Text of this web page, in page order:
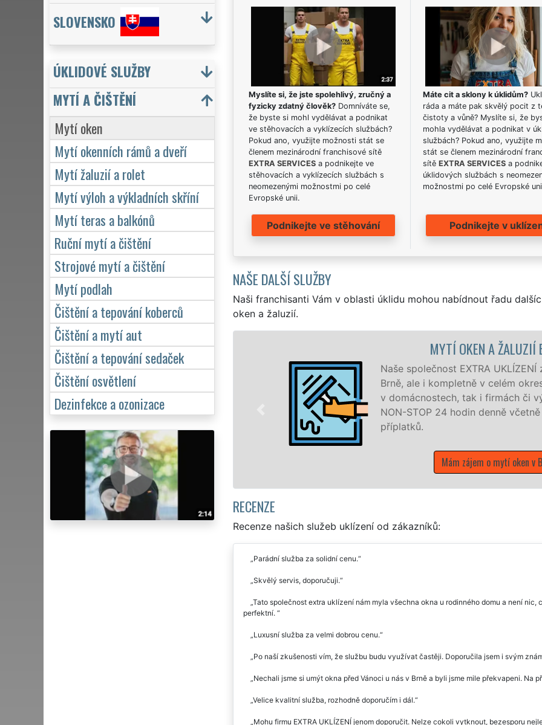
Myslíte si, že jste spolehlivý, zručný a
fyzicky zdatný člověk?Domníváte se,
že byste si mohl vydělávat a podnikat
ve stěhovacích a vyklízecích službách?
Pokud ano, využijte možnosti stát se
členem mezinárodní franchisové sítě
EXTRA SERVICESa podnikejte ve
stěhovacích a vyklízecích službách s
neomezenými možnostmi po celé
Evropské unii.
Podnikejte ve stěhování
Máte cit a sklony k úklidům?
ráda a máte pak skvělý pocit z
čistoty a vůně? Myslíte si, že
mohla vydělávat a podnikat v
službách? Pokud ano, využijte
stát se členem mezinárodní
sítě EXTRA SERVICESa
úklidových službách s
možnostmi po celé Evropské
Podnikejte v
NAŠE DALŠÍ SLUŽBY
Naši franchisanti Vám v oblasti úklidu mohou nabídnout řadu
oken a žaluzií.
MYTÍ OKEN A ŽALUZIÍ
Naše společnost EXTRA
Brně, ale i kompletně v celém
v domácnostech, tak i firmách či
NON-STOP 24 hodin denně
příplatků.
Mám zájem o mytí oken v
RECENZE
Recenze našich služeb uklízení od zákazníků:
Parádní služba za solidní cenu.
Skvělý servis, doporučuji.
Tato společnost extra uklízení nám myla všechna okna u rodinného domu a není
perfektní.
Luxusní služba za velmi dobrou cenu.
Po naší zkušenosti vím, že službu budu využívat častěji. Doporučila jsem i svým
Nechali jsme si umýt okna před Vánoci u nás v Brně a byli jsme mile překvapeni. Na
Velice kvalitní služba, rozhodně doporučím i dál.
Mohu firmu EXTRA UKLÍZENÍ jenom doporučit. Nelze cokoli vytknout, bezesporu
SLOVENSKO
ÚKLIDOVÉ SLUŽBY
MYTÍ A ČIŠTĚNÍ
Mytí oken
Mytí okenních rámů a dveří
Mytí žaluzií a rolet
Mytí výloh a výkladních skříní
Mytí teras a balkónů
Ruční mytí a čištění
Strojové mytí a čištění
Mytí podlah
Čištění a tepování koberců
Čištění a mytí aut
Čištění a tepování sedaček
Čištění osvětlení
Dezinfekce a ozonizace